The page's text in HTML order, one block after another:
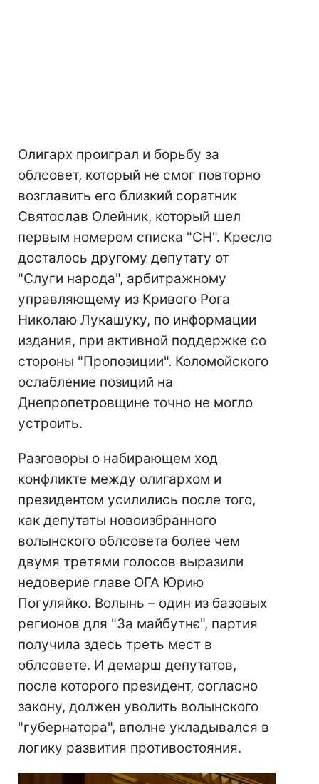
Олигарх проиграл и борьбу за
облсовет, который не смог повторно
возглавить его близкий соратник
Святослав Олейник, который шел
первым номером списка "СН". Кресло
досталось другому депутату от
"Слуги народа", арбитражному
управляющему из Кривого Рога
Николаю Лукашуку, по информации
издания, при активной поддержке со
стороны "Пропозиции". Коломойского
ослабление позиций на
Днепропетровщине точно не могло
устроить.
Разговоры о набирающем ход
конфликте между олигархом и
президентом усилились после того,
как депутаты новоизбранного
волынского облсовета более чем
двумя третями голосов выразили
недоверие главе ОГА Юрию
Погуляйко. Волынь – один из базовых
регионов для "За майбутнє", партия
получила здесь треть мест в
облсовете. И демарш депутатов,
после которого президент, согласно
закону, должен уволить волынского
"губернатора", вполне укладывался в
логику развития противостояния.